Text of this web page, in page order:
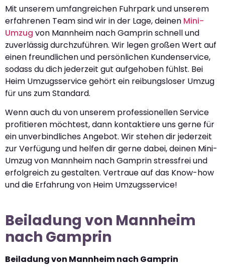
Mit unserem umfangreichen Fuhrpark und unserem
erfahrenen Team sind wir in der Lage, deinen Mini-
Umzug von Mannheim nach Gamprin schnell und
zuverlässig durchzuführen. Wir legen großen Wert auf
einen freundlichen und persönlichen Kundenservice,
sodass du dich jederzeit gut aufgehoben fühlst. Bei
Heim Umzugsservice gehört ein reibungsloser Umzug
für uns zum Standard.
Wenn auch du von unserem professionellen Service
profitieren möchtest, dann kontaktiere uns gerne für
ein unverbindliches Angebot. Wir stehen dir jederzeit
zur Verfügung und helfen dir gerne dabei, deinen Mini-
Umzug von Mannheim nach Gamprin stressfrei und
erfolgreich zu gestalten. Vertraue auf das Know-how
und die Erfahrung von Heim Umzugsservice!
Beiladung von Mannheim
nach Gamprin
Beiladung von Mannheim nach Gamprin